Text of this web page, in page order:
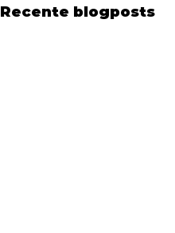
Recente blogposts